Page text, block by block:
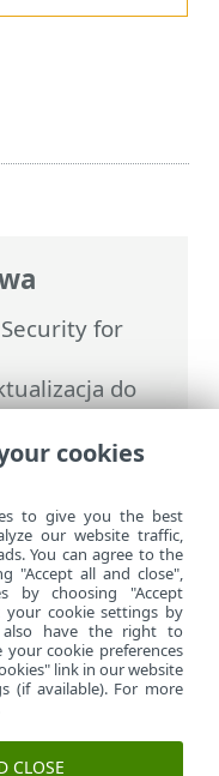
Security for
do
przy
dla
cookies
to give you the best
our website traffic,
You can agree to the
"Accept all and close",
by choosing "Accept
your cookie settings by
also have the right to
cookie preferences
link in our website
(if available). For more
CLOSE